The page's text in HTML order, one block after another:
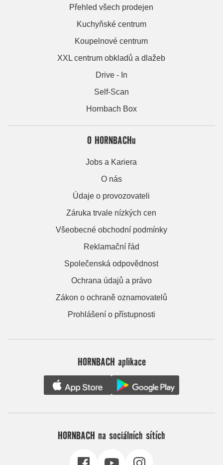
Přehled všech prodejen
Kuchyňské centrum
Koupelnové centrum
XXL centrum obkladů a dlažeb
Drive - In
Self-Scan
Hornbach Box
O HORNBACHu
Jobs a Kariera
O nás
Údaje o provozovateli
Záruka trvale nízkých cen
Všeobecné obchodní podmínky
Reklamační řád
Společenská odpovědnost
Ochrana údajů a právo
Zákon o ochraně oznamovatelů
Prohlášení o přístupnosti
HORNBACH aplikace
HORNBACH na sociálních sítích